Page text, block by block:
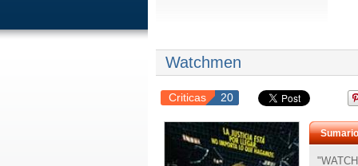
Watchmen
Criticas 20
Sumario